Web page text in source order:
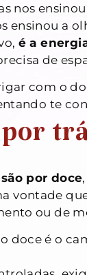
nos
ensinou a
é a
de
com o
te
por doce
vontade
ou de
doce é o